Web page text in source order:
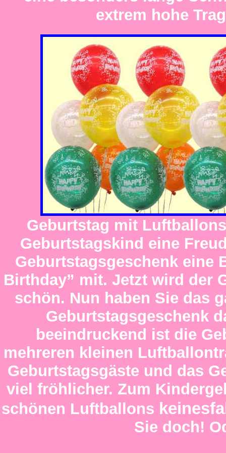
extrem hohe
Geburtstag mit
Geburtstagskind eine
Geburtstagsgeschenk eine
Birthday” mit. Jetzt wird der
schön. Nun haben Sie das
Geburtstagsgeschenk
beeindruckend ist die
mehreren kleinen
Geburtstagsgäste und das
viel fröhlicher. Zum
schönen Luftballons
Sie doch!